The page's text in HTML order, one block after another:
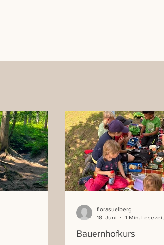
Bauernhofkurs
florasuelberg
18. Juni
1 Min. Lesezeit